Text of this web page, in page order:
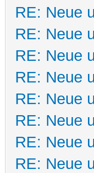
RE: Neue
RE: Neue
RE: Neue
RE: Neue
RE: Neue
RE: Neue
RE: Neue
RE: Neue